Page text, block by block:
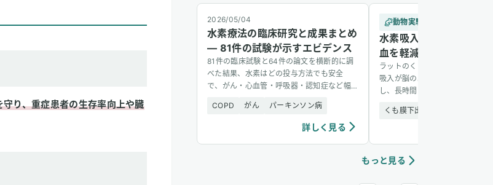
り、重症患者の生存率向上や臓
2026/05/04
水素療法の臨床研究と成果まとめ
— 81件の試験が示すエビデンス
81件の臨床試験と64件の論文を横断的に調
べた結果、水素はどの投与方法でも安全
で、がん・心血管・呼吸器・認知症など幅
COPD
がん パーキンソン病
詳しく見る
動物実験
水素吸入がくも膜下出血
血を軽減する可能性
ラットのくも膜下出血モデルに
吸入が脳の異常な脱分極の持続
し、長時間にわたる脳虚血の発
くも膜下出血
もっと見る